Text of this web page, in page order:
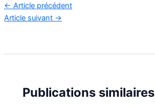
← Article précédent
Article suivant →
Publications similaires